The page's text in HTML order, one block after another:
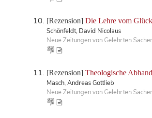
[Rezension] Die Lehre vom
Schönfeldt, David Nicolaus
Neue Zeitungen von Gelehrten
[Rezension] Theologische
Masch, Andreas Gottlieb
Neue Zeitungen von Gelehrten